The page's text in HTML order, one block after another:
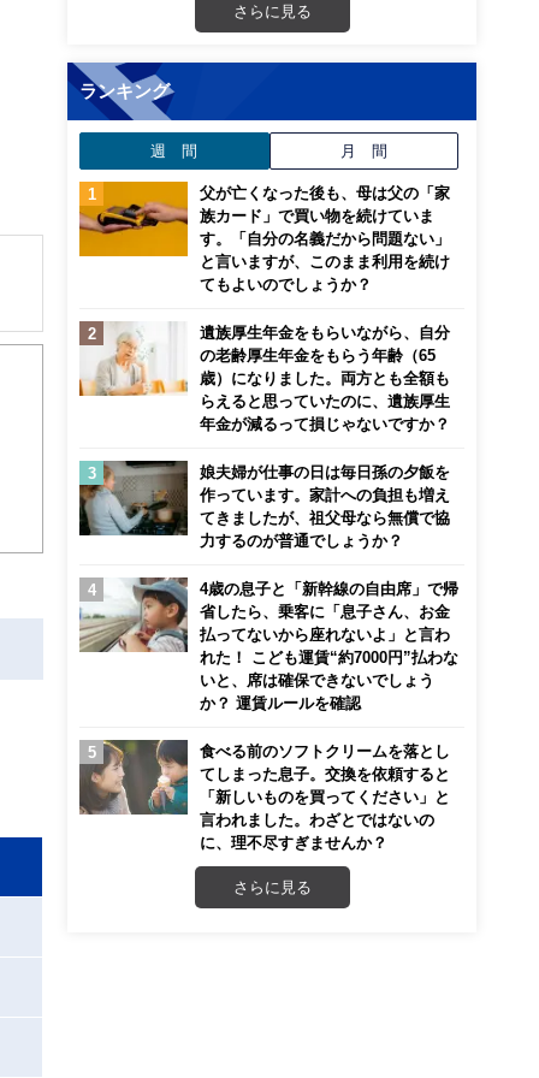
き
さらに見る
ランキング
週 間 月 間
父が亡くなった後も、母は父の「家
族カード」で買い物を続けていま
す。「自分の名義だから問題ない」
と言いますが、このまま利用を続け
てもよいのでしょうか？
遺族厚生年金をもらいながら、自分
の老齢厚生年金をもらう年齢（65
歳）になりました。両方とも全額も
らえると思っていたのに、遺族厚生
年金が減るって損じゃないですか？
娘夫婦が仕事の日は毎日孫の夕飯を
作っています。家計への負担も増え
てきましたが、祖父母なら無償で協
力するのが普通でしょうか？
4歳の息子と「新幹線の自由席」で帰
省したら、乗客に「息子さん、お金
払ってないから座れないよ」と言わ
れた！ こども運賃“約7000円”払わな
いと、席は確保できないでしょう
か？ 運賃ルールを確認
食べる前のソフトクリームを落とし
てしまった息子。交換を依頼すると
「新しいものを買ってください」と
言われました。わざとではないの
に、理不尽すぎませんか？
さらに見る